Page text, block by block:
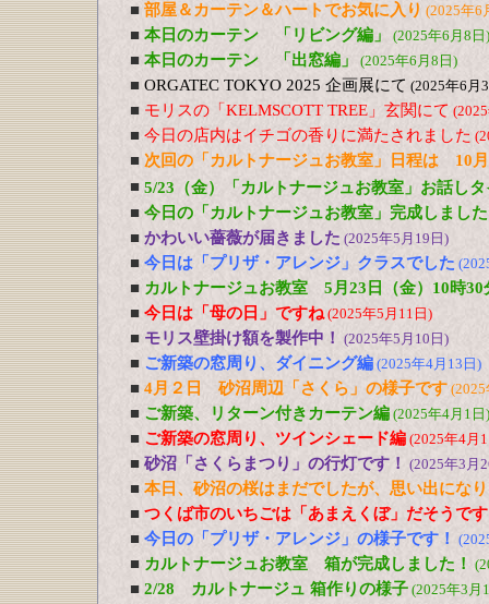
■ 部屋＆カーテン＆ハートでお気に入り (2025年6
■ 本日のカーテン 「リビング編」 (2025年6月8日)
■ 本日のカーテン 「出窓編」 (2025年6月8日)
■ ORGATEC TOKYO 2025 企画展にて (2025年6月
■ モリスの「KELMSCOTT TREE」玄関にて
■ 今日の店内はイチゴの香りに満たされました
■ 次回の「カルトナージュお教室」日程は 10
■ 5/23（金）「カルトナージュお教室」お話し
■ 今日の「カルトナージュお教室」完成しました
■ かわいい薔薇が届きました (2025年5月19日)
■ 今日は「プリザ・アレンジ」クラスでした
■ カルトナージュお教室 5月23日（金）10時30
■ 今日は「母の日」ですね(2025年5月11日)
■ モリス壁掛け額を製作中！ (2025年5月10日)
■ ご新築の窓周り、ダイニング編 (2025年4月13日)
■ 4月２日 砂沼周辺「さくら」の様子です
■ ご新築、リターン付きカーテン編 (2025年4月1日)
■ ご新築の窓周り、ツインシェード編 (2025年4月
■ 砂沼「さくらまつり」の行灯です！ (2025年3月
■ 本日、砂沼の桜はまだでしたが、思い出にな
■ つくば市のいちごは「あまえくぼ」だそうです
■ 今日の「プリザ・アレンジ」の様子です！
■ カルトナージュお教室 箱が完成しました！
■ 2/28 カルトナージュ 箱作りの様子 (2025年3月